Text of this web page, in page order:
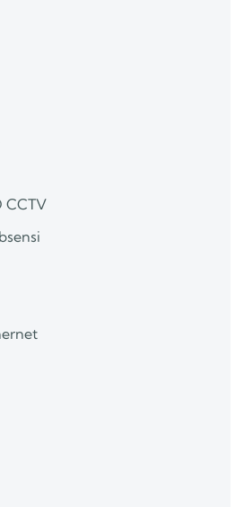
CCTV